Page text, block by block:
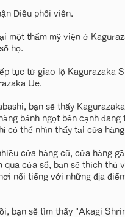
Điều phối viên.
một thẩm mỹ viện ở
họ.
tục từ giao lộ Kagurazaka
Ue.
bạn sẽ thấy
bánh ngọt bên cạnh
có thể nhìn thấy tại cửa hàng
cửa hàng cũ, cửa hàng
qua cửa sổ, bạn sẽ thích thú
nổi tiếng với những địa
bạn sẽ tìm thấy "Akagi